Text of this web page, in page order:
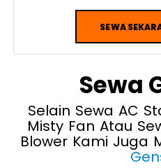
SEWA
Sewa
Selain Sewa AC
Misty Fan Atau
Blower Kami Juga